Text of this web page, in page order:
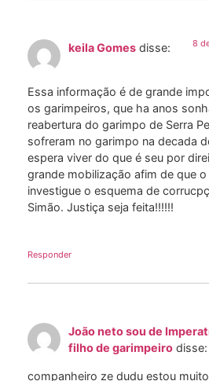
keila Gomes disse: 8
Essa informação é de grande
os garimpeiros, que ha anos
reabertura do garimpo de Serra
sofreram no garimpo na decada
espera viver do que é seu por
grande mobilização afim de que
investigue o esquema de
Simão. Justiça seja feita!!!!!!
Responder
João neto sou de
filho de garimpeiro disse:
companheiro ze dudu estou